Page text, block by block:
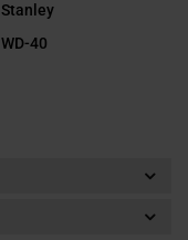
Stanley
WD-40